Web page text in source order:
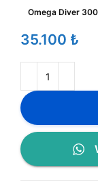
Omega Diver
₺